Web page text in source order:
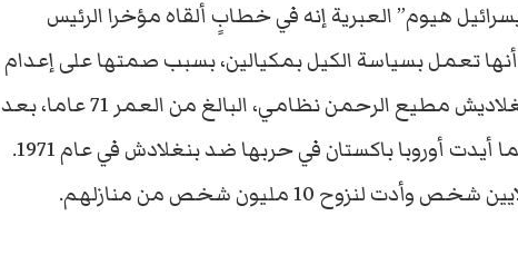
هيوم” العبرية إنه في خطابٍ ألقاه مؤخرا الرئيس
أنها تعمل بسياسة الكيل بمكيالين، بسبب صمتها على إعدام
أحد كبار قادة الإخوان المسلمين في بنغلاديش مطيع الرحمن نظامي، البالغ من العمر 71 عاما، بعد
أن اتهم بالقتل والاغتصاب والتعذيب، كما أيدت أوروبا باكستان في حربها ضد بنغلادش في عام 1971.